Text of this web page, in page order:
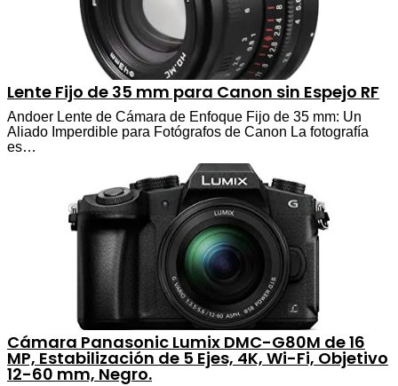
Lente Fijo de 35 mm para Canon sin Espejo RF
Andoer Lente de Cámara de Enfoque Fijo de 35 mm: Un
Aliado Imperdible para Fotógrafos de Canon La fotografía
es…
Cámara Panasonic Lumix DMC-G80M de 16
MP, Estabilización de 5 Ejes, 4K, Wi-Fi, Objetivo
12-60 mm, Negro.